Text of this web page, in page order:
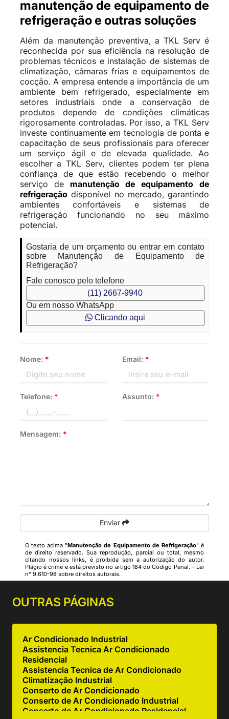
manutenção de equipamento de
refrigeração e outras soluções
Além da manutenção preventiva, a TKL Serv é
reconhecida por sua eficiência na resolução de
problemas técnicos e instalação de sistemas de
climatização, câmaras frias e equipamentos de
cocção. A empresa entende a importância de um
ambiente bem refrigerado, especialmente em
setores industriais onde a conservação de
produtos depende de condições climáticas
rigorosamente controladas. Por isso, a TKL Serv
investe continuamente em tecnologia de ponta e
capacitação de seus profissionais para oferecer
um serviço ágil e de elevada qualidade. Ao
escolher a TKL Serv, clientes podem ter plena
confiança de que estão recebendo o melhor
serviço de manutenção de equipamento de
refrigeraçãodisponível no mercado, garantindo
ambientes confortáveis e sistemas de
refrigeração funcionando no seu máximo
potencial.
Gostaria de um orçamento ou entrar em contato
sobre Manutenção de Equipamento de
Refrigeração?
Fale conosco pelo telefone
(11) 2667-9940
Ou em nosso WhatsApp
Clicando aqui
Nome: * Email: *
Telefone: * Assunto: *
Mensagem: *
Enviar
O texto acima "Manutenção de Equipamento de Refrigeração" é
de direito reservado. Sua reprodução, parcial ou total, mesmo
citando nossos links, é proibida sem a autorização do autor.
Plágio é crime e está previsto no artigo 184 do Código Penal. – Lei
n° 9.610-98 sobre direitos autorais.
OUTRAS PÁGINAS
Ar Condicionado Industrial
Assistencia Tecnica Ar Condicionado
Residencial
Assistencia Tecnica de Ar Condicionado
Climatização Industrial
Conserto de Ar Condicionado
Conserto de Ar Condicionado Industrial
Conserto de Ar Condicionado Residencial